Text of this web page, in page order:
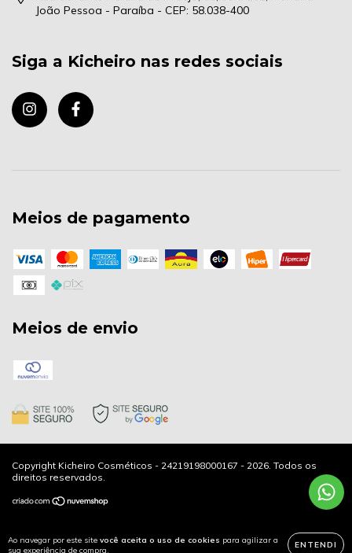
Ao navegar por este site você aceita o uso de cookies para agilizar a
sua experiência de compra.
ENTENDI
João Pessoa - Paraíba - CEP: 58.038-400
Siga a Kicheiro nas redes sociais
Meios de pagamento
Meios de envio
Copyright Kicheiro Cosméticos - 24219198000167 - 2026. Todos os
direitos reservados.